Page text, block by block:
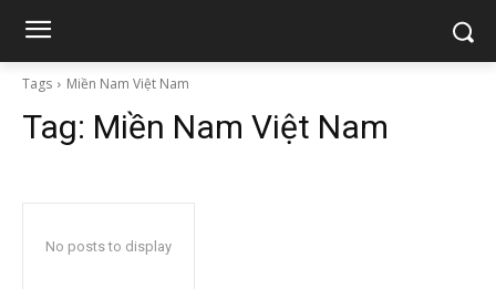
Tags Miền Nam Việt Nam
Tag: Miền Nam Việt Nam
No posts to display